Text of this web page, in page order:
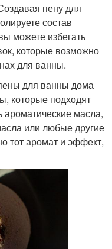
пену для
состав
можете избегать
которые возможно
для ванны.
для ванны дома
которые подходят
масла,
или любые другие
тот аромат и эффект,